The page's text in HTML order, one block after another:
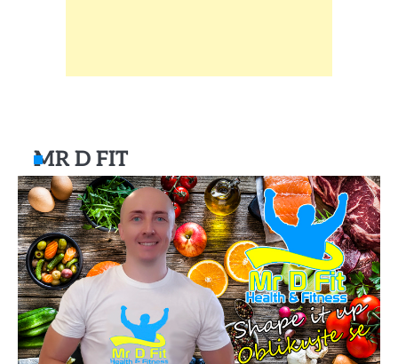
MR D FIT